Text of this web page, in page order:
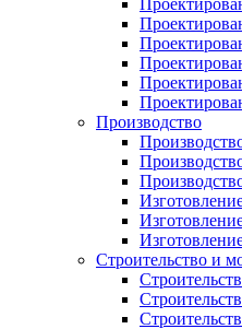
Производство
Строительство и